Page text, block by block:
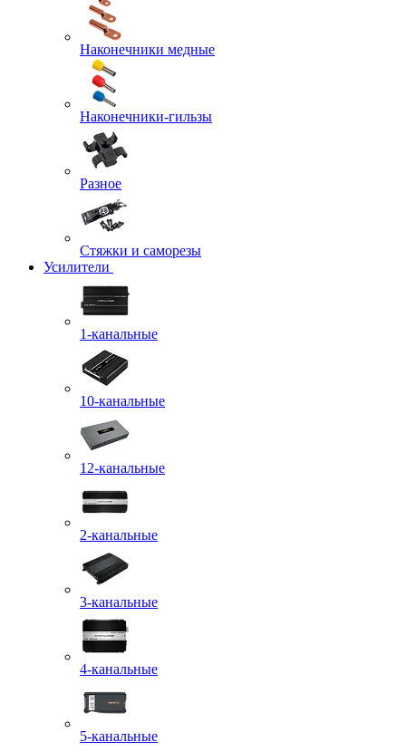
Наконечники медные
Наконечники-гильзы
Разное
Стяжки и саморезы
Усилители
1-канальные
10-канальные
12-канальные
2-канальные
3-канальные
4-канальные
5-канальные